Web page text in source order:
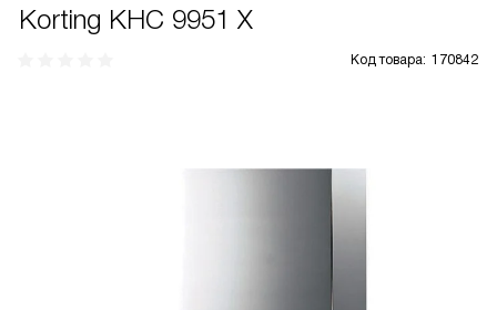
Korting KHC 9951 X
Код товара: 170842